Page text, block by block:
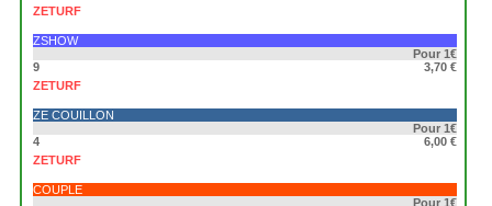
ZETURF
ZSHOW
Pour 1€
9
3,70 €
ZETURF
ZE COUILLON
Pour 1€
4
6,00 €
ZETURF
COUPLE
Pour 1€